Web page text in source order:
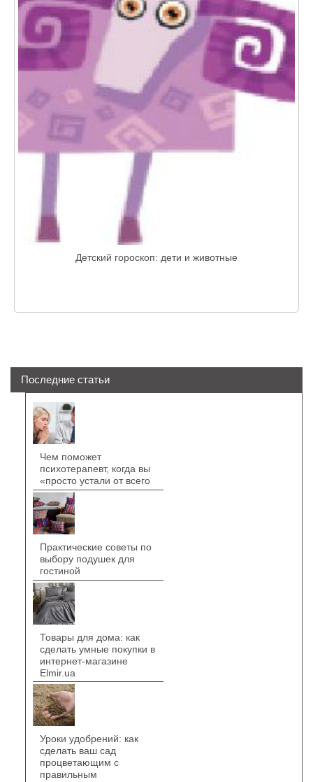
Детский гороскоп: дети и животные
Последние статьи
Чем поможет
психотерапевт, когда вы
«просто устали от всего
Практические советы по
выбору подушек для
гостиной
Товары для дома: как
сделать умные покупки в
интернет-магазине
Elmir.ua
Уроки удобрений: как
сделать ваш сад
процветающим с
правильным